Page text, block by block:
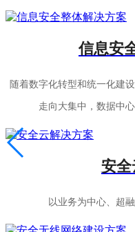
信息安
随着数字化转型和统一化建
走向大集中，数据中
安
以业务为中心、超